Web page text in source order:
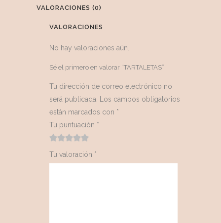
VALORACIONES (0)
VALORACIONES
No hay valoraciones aún.
Sé el primero en valorar “TARTALETAS”
Tu dirección de correo electrónico no
será publicada.
Los campos obligatorios
están marcados con *
Tu puntuación *
Tu valoración *